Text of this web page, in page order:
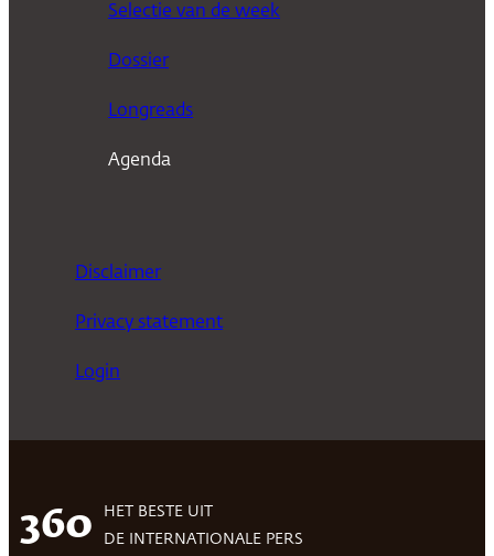
Selectie van de week
Dossier
Longreads
Agenda
Disclaimer
Privacy statement
Login
360
HET BESTE UIT
DE INTERNATIONALE PERS